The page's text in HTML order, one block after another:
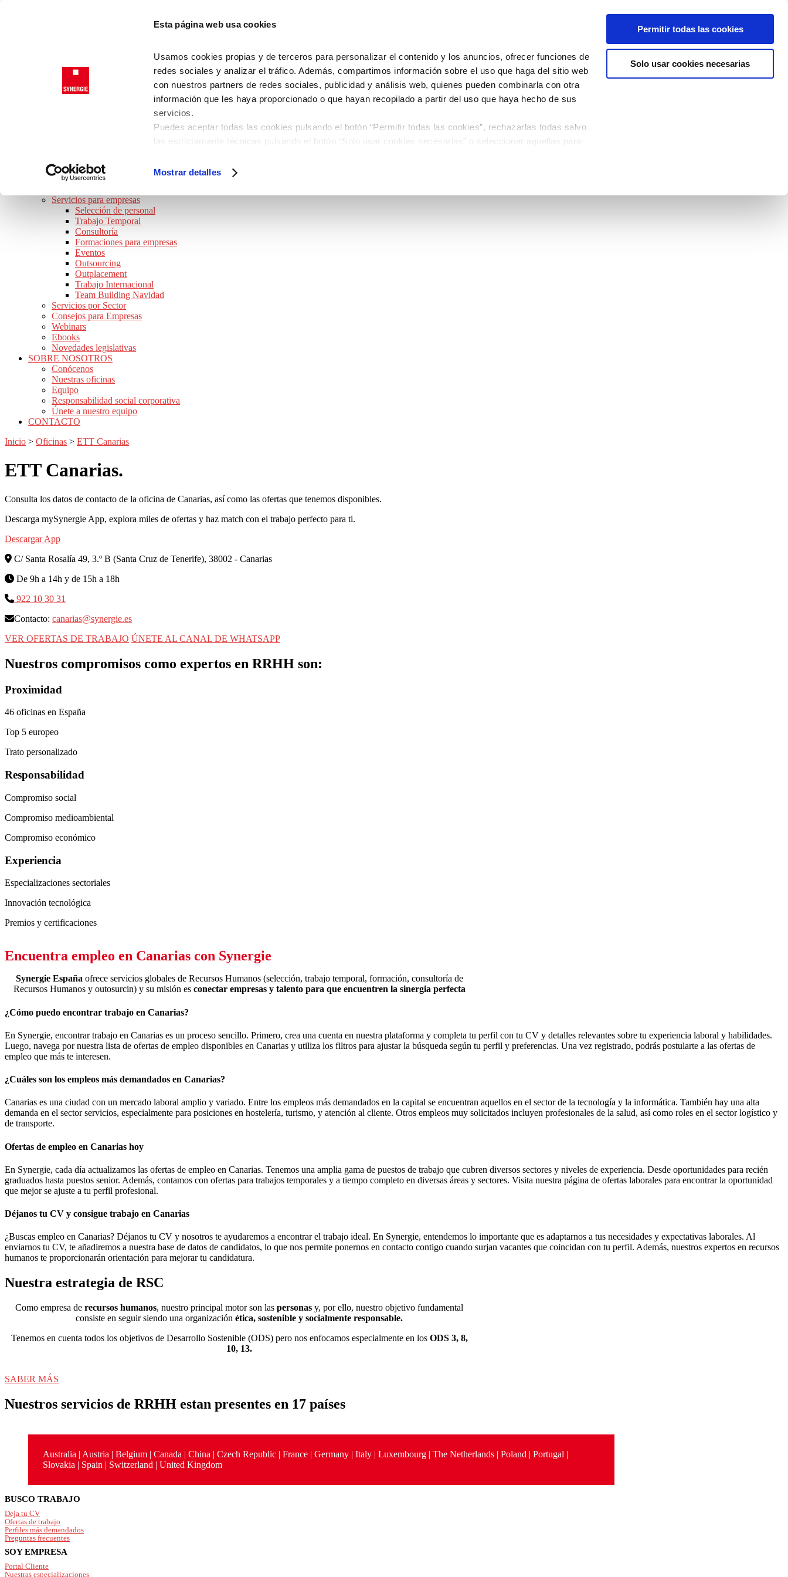
Esta página web usa cookies
Usamos cookies propias y de terceros para personalizar el contenido y los anuncios, ofrecer funciones de
redes sociales y analizar el tráfico. Además, compartimos información sobre el uso que haga del sitio web
con nuestros partners de redes sociales, publicidad y análisis web, quienes pueden combinarla con otra
información que les haya proporcionado o que hayan recopilado a partir del uso que haya hecho de sus
servicios.
Puedes aceptar todas las cookies pulsando el botón “Permitir todas las cookies”, rechazarlas todas salvo
las estrictamente técnicas pulsando el botón “Solo usar cookies necesarias” o seleccionar aquellas para
Consulta nuestra
Política de Cookies
de la página.
Mostrar detalles
Permitir todas las cookies
Solo usar cookies necesarias
JOB TOUR 2026 · ¡APÚNTATE!
Consejos de trabajo
Preguntas frecuentes
Servicios para empresas
Selección de personal
Trabajo Temporal
Consultoría
Formaciones para empresas
Eventos
Outsourcing
Outplacement
Trabajo Internacional
Team Building Navidad
Servicios por Sector
Consejos para Empresas
Webinars
Ebooks
Novedades legislativas
SOBRE NOSOTROS
Conócenos
Nuestras oficinas
Equipo
Responsabilidad social corporativa
Únete a nuestro equipo
CONTACTO
Inicio > Oficinas > ETT Canarias
ETT Canarias.
Consulta los datos de contacto de la oficina de Canarias, así como las ofertas que tenemos disponibles.
Descarga mySynergie App, explora miles de ofertas y haz match con el trabajo perfecto para ti.
Descargar App
C/ Santa Rosalía 49, 3.º B (Santa Cruz de Tenerife), 38002 - Canarias
De 9h a 14h y de 15h a 18h
922 10 30 31
Contacto: canarias@synergie.es
VER OFERTAS DE TRABAJO ÚNETE AL CANAL DE WHATSAPP
Nuestros compromisos como expertos en RRHH son:
Proximidad
46 oficinas en España
Top 5 europeo
Trato personalizado
Responsabilidad
Compromiso social
Compromiso medioambiental
Compromiso económico
Experiencia
Especializaciones sectoriales
Innovación tecnológica
Premios y certificaciones
Encuentra empleo en Canarias con Synergie
Synergie España ofrece servicios globales de Recursos Humanos (selección, trabajo temporal, formación, consultoría de
Recursos Humanos y outosurcin) y su misión es conectar empresas y talento para que encuentren la sinergia perfecta
¿Cómo puedo encontrar trabajo en Canarias?
En Synergie, encontrar trabajo en Canarias es un proceso sencillo. Primero, crea una cuenta en nuestra plataforma y completa tu perfil con tu CV y detalles relevantes sobre tu experiencia laboral y habilidades.
Luego, navega por nuestra lista de ofertas de empleo disponibles en Canarias y utiliza los filtros para ajustar la búsqueda según tu perfil y preferencias. Una vez registrado, podrás postularte a las ofertas de
empleo que más te interesen.
¿Cuáles son los empleos más demandados en Canarias?
Canarias es una ciudad con un mercado laboral amplio y variado. Entre los empleos más demandados en la capital se encuentran aquellos en el sector de la tecnología y la informática. También hay una alta
demanda en el sector servicios, especialmente para posiciones en hostelería, turismo, y atención al cliente. Otros empleos muy solicitados incluyen profesionales de la salud, así como roles en el sector logístico y
de transporte.
Ofertas de empleo en Canarias hoy
En Synergie, cada día actualizamos las ofertas de empleo en Canarias. Tenemos una amplia gama de puestos de trabajo que cubren diversos sectores y niveles de experiencia. Desde oportunidades para recién
graduados hasta puestos senior. Además, contamos con ofertas para trabajos temporales y a tiempo completo en diversas áreas y sectores. Visita nuestra página de ofertas laborales para encontrar la oportunidad
que mejor se ajuste a tu perfil profesional.
Déjanos tu CV y consigue trabajo en Canarias
¿Buscas empleo en Canarias? Déjanos tu CV y nosotros te ayudaremos a encontrar el trabajo ideal. En Synergie, entendemos lo importante que es adaptarnos a tus necesidades y expectativas laborales. Al
enviarnos tu CV, te añadiremos a nuestra base de datos de candidatos, lo que nos permite ponernos en contacto contigo cuando surjan vacantes que coincidan con tu perfil. Además, nuestros expertos en recursos
humanos te proporcionarán orientación para mejorar tu candidatura.
Nuestra estrategia de RSC
Como empresa de recursos humanos, nuestro principal motor son las personas y, por ello, nuestro objetivo fundamental
consiste en seguir siendo una organización ética, sostenible y socialmente responsable.
Tenemos en cuenta todos los objetivos de Desarrollo Sostenible (ODS) pero nos enfocamos especialmente en los ODS 3, 8,
10, 13.
SABER MÁS
Nuestros servicios de RRHH estan presentes en 17 países
Australia | Austria | Belgium | Canada | China | Czech Republic | France | Germany | Italy | Luxembourg | The Netherlands | Poland | Portugal |
Slovakia | Spain | Switzerland | United Kingdom
Footer
BUSCO TRABAJO
Deja tu CV
Ofertas de trabajo
Perfiles más demandados
Preguntas frecuentes
SOY EMPRESA
Portal Cliente
Nuestras especializaciones